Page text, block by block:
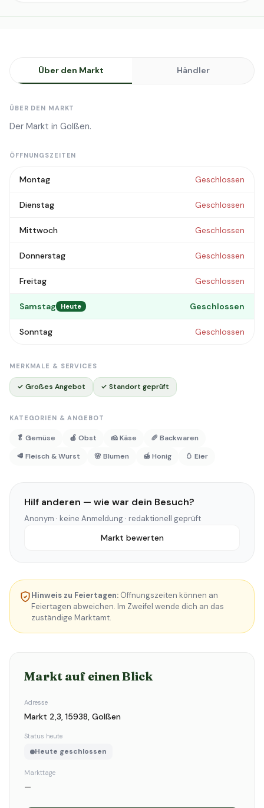
Über den Markt Händler
ÜBER DEN MARKT
Der Markt in Golßen.
ÖFFNUNGSZEITEN
Montag Geschlossen
Dienstag Geschlossen
Mittwoch Geschlossen
Donnerstag Geschlossen
Freitag Geschlossen
Samstag Heute Geschlossen
Sonntag Geschlossen
MERKMALE & SERVICES
✓ Großes Angebot ✓ Standort geprüft
KATEGORIEN & ANGEBOT
🥬 Gemüse 🍎 Obst 🧀 Käse
🥖 Backwaren
🥩 Fleisch & Wurst
🌸 Blumen 🍯 Honig 🥚 Eier
Hilf anderen — wie war dein Besuch?
Anonym · keine Anmeldung · redaktionell geprüft
Markt bewerten
Hinweis zu Feiertagen: Öffnungszeiten können an
Feiertagen abweichen. Im Zweifel wende dich an das
zuständige Marktamt.
Markt auf einen Blick
Adresse
Markt 2,3, 15938, Golßen
Status heute
Heute geschlossen
Markttage
—